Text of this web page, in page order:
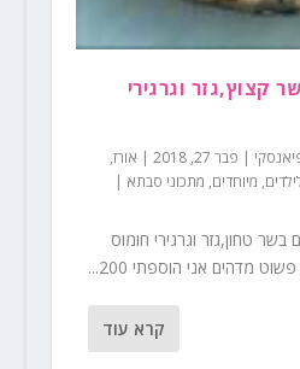
קצוץ,גזר וגרגירי
| פבר 27, 2018 | אורז,
, מיוחדים, מתכוני סבתא |
בשר טחון,גזר וגרגירי חומוס
קרא עוד